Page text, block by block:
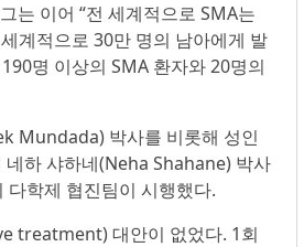
는 이어 “전 세계적으로 SMA는
계적으로 30만 명의 남아에게 발
명 이상의 SMA 환자와 20명의
Mundada) 박사를 비롯해 성인
하 샤하네(Neha Shahane) 박사
학제 협진팀이 시행했다.
treatment) 대안이 없었다. 1회